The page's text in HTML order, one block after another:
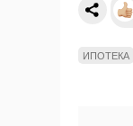
ИПОТЕКА